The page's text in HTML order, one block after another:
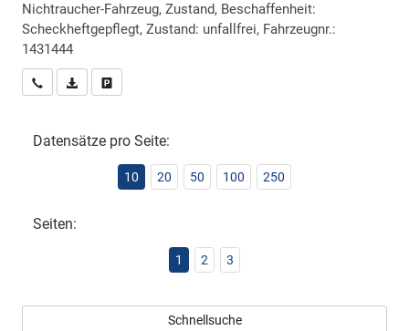
Nichtraucher-Fahrzeug, Zustand, Beschaffenheit:
Scheckheftgepflegt, Zustand: unfallfrei, Fahrzeugnr.:
1431444
Wir rufen Sie anPDF-Datei, Fahrzeugexposé drucken
Datensätze pro Seite:
10 20 50 100 250
Seiten:
1 2 3
Schnellsuche